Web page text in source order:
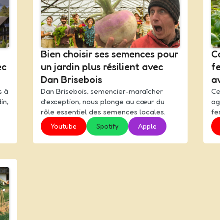
à
Bien choisir ses semences pour
un jardin plus résilient avec
Dan Brisebois
Dan Brisebois, semencier-maraîcher
d’exception, nous plonge au cœur du
rôle essentiel des semences locales.
Youtube Spotify Apple